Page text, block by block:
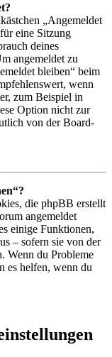
„Angemeldet
eine Sitzung
deines
angemeldet zu
bleiben“ beim
wenn
zum Beispiel in
Option nicht zur
von der Board-
die phpBB erstellt
angemeldet
einige Funktionen,
– sofern sie von der
Wenn du Probleme
es helfen, wenn du